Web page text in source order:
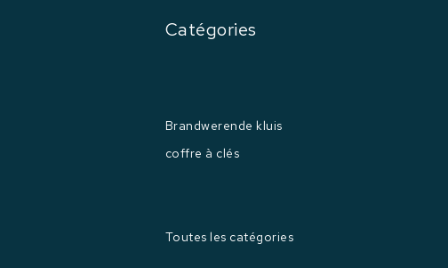
Catégories
Brandwerende kluis
coffre à clés
Toutes les catégories